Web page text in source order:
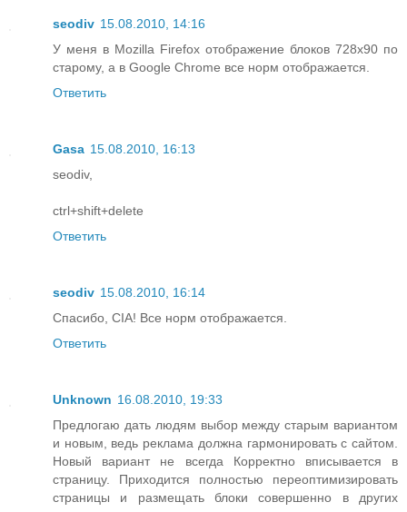
seodiv 15.08.2010, 14:16
У меня в Mozilla Firefox отображение блоков 728x90 по
старому, а в Google Chrome все норм отображается.
Ответить
Gasa 15.08.2010, 16:13
seodiv,
ctrl+shift+delete
Ответить
seodiv 15.08.2010, 16:14
Спасибо, CIA! Все норм отображается.
Ответить
Unknown 16.08.2010, 19:33
Предлогаю дать людям выбор между старым вариантом
и новым, ведь реклама должна гармонировать с сайтом.
Новый вариант не всегда Корректно вписывается в
страницу. Приходится полностью переоптимизировать
страницы и размещать блоки совершенно в других